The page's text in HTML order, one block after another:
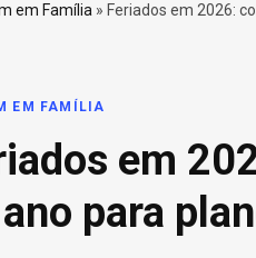
em Família » Feriados em 2026:
EM FAMÍLIA
em
para